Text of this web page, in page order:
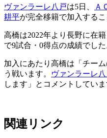
ヴァンラーレ八戸は5日、 Ａ
耕平が完全移籍で加入するこ
高橋は2022年より長野に在
で9試合・0得点の成績でした
加入にあたり高橋は「チー
う戦います。
ヴァンラーレ
します」とコメントしていま
関連リンク